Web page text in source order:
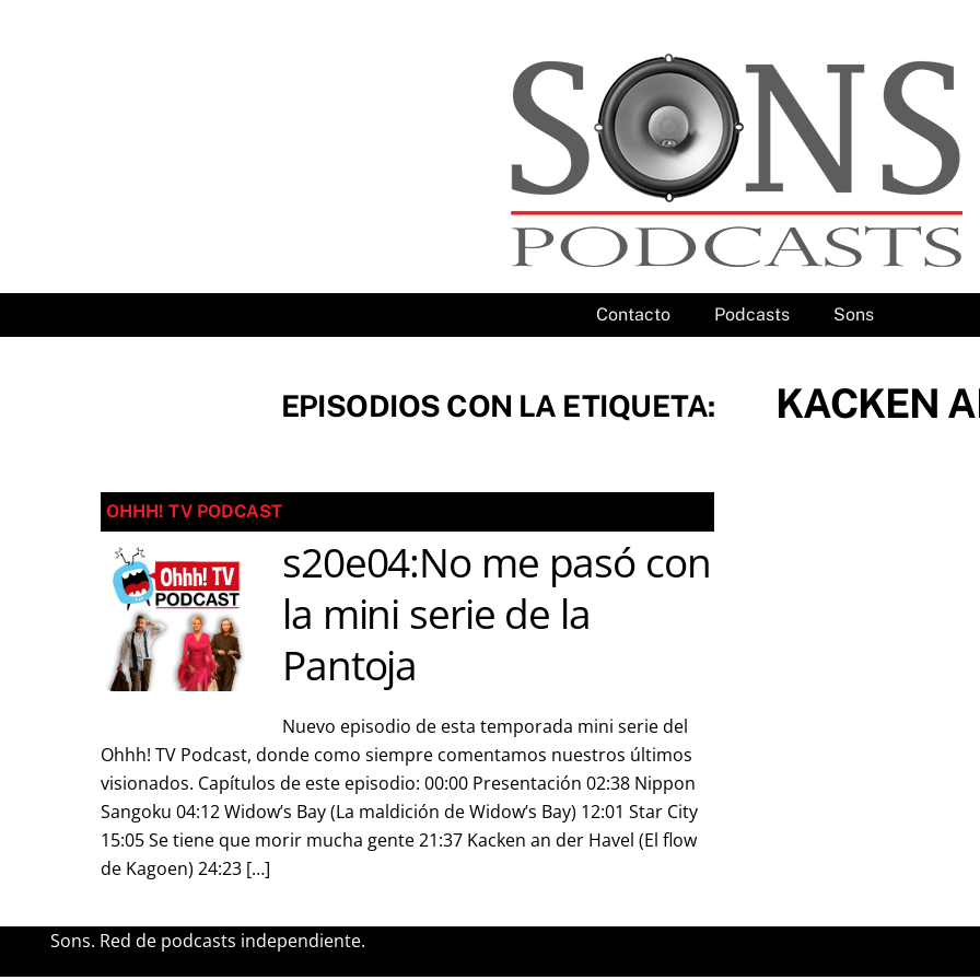
Contacto Podcasts Sons
EPISODIOS CON LA ETIQUETA: KACKEN
OHHH! TV PODCAST
s20e04:No me pasó con
la mini serie de la
Pantoja
Nuevo episodio de esta temporada mini serie del
Ohhh! TV Podcast, donde como siempre comentamos nuestros últimos
visionados. Capítulos de este episodio: 00:00 Presentación 02:38 Nippon
Sangoku 04:12 Widow’s Bay (La maldición de Widow’s Bay) 12:01 Star City
15:05 Se tiene que morir mucha gente 21:37 Kacken an der Havel (El flow
de Kagoen) 24:23 […]
Sons. Red de podcasts independiente.